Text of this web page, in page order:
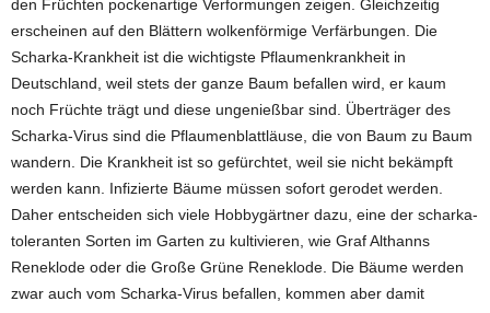
den Früchten pockenartige Verformungen zeigen. Gleichzeitig
erscheinen auf den Blättern wolkenförmige Verfärbungen. Die
Scharka-Krankheit ist die wichtigste Pflaumenkrankheit in
Deutschland, weil stets der ganze Baum befallen wird, er kaum
noch Früchte trägt und diese ungenießbar sind. Überträger des
Scharka-Virus sind die Pflaumenblattläuse, die von Baum zu Baum
wandern. Die Krankheit ist so gefürchtet, weil sie nicht bekämpft
werden kann. Infizierte Bäume müssen sofort gerodet werden.
Daher entscheiden sich viele Hobbygärtner dazu, eine der scharka-
toleranten Sorten im Garten zu kultivieren, wie Graf Althanns
Reneklode oder die Große Grüne Reneklode. Die Bäume werden
zwar auch vom Scharka-Virus befallen, kommen aber damit